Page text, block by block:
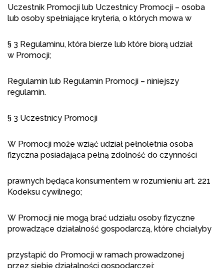
Uczestnik Promocji lub Uczestnicy Promocji – osoba
lub osoby spełniające kryteria, o których mowa w
§ 3 Regulaminu, która bierze lub które biorą udział
w Promocji;
Regulamin lub Regulamin Promocji – niniejszy
regulamin.
§ 3 Uczestnicy Promocji
W Promocji może wziąć udział pełnoletnia osoba
fizyczna posiadająca pełną zdolność do czynności
prawnych będąca konsumentem w rozumieniu art. 221
Kodeksu cywilnego;
W Promocji nie mogą brać udziału osoby fizyczne
prowadzące działalność gospodarczą, które chciałyby
przystąpić do Promocji w ramach prowadzonej
przez siebie działalności gospodarczej;